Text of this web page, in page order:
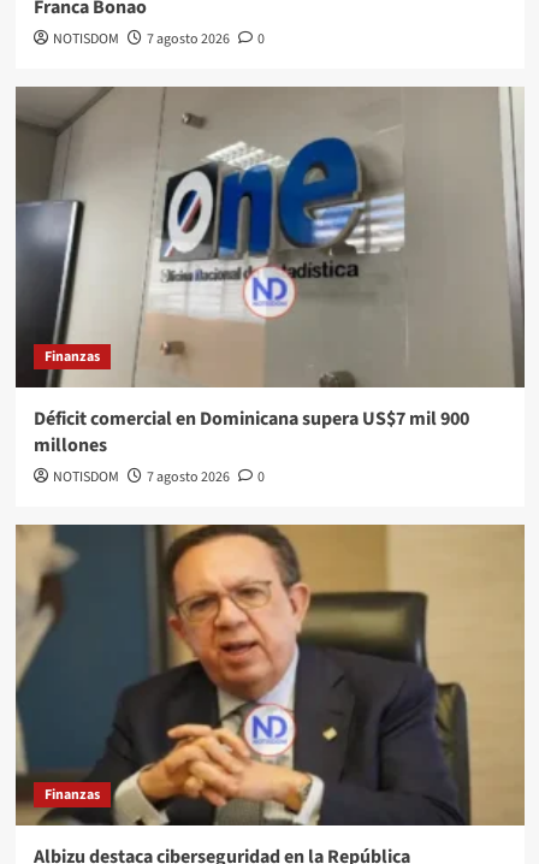
Franca Bonao
NOTISDOM 7 agosto 2026 0
Finanzas
Déficit comercial en Dominicana supera US$7 mil 900
millones
NOTISDOM 7 agosto 2026 0
Finanzas
Albizu destaca ciberseguridad en la República